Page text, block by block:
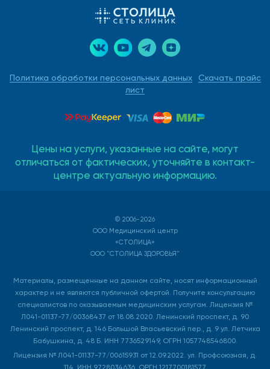
Политика обработки персональных данных
Скачать прайс
лист
Цены на услуги, указанные на сайте, могут
отличаться от фактических, уточняйте в контакт-
центре актуальную информацию.
© 2006-2026
ООО Медицинский центр
«СТОЛИЦА»
ООО "СТОЛИЦА ЗДОРОВЬЯ"
Материалы, размещенные на данном сайте, носят информационный
характер и не являются публичной офертой. Получите консультацию
специалистов по оказываемым медицинским услугам. Лицензия №
Л041-01137-77/00368437 от 18.08.2020. Ленинский проспект, д. 90
Ленинский проспект, д. 146 Большой Власьевский пер., д. 9 ул. Летчика
Бабушкина, д. 48 Б. ИНН 7736529149, ОГРН 1057748546800.
Лицензия № Л041-01137-77/00615931 от 12.09.2022. ул. Профсоюзная, д.
114. ИНН 9728034636, ОРГН 1217700181577.